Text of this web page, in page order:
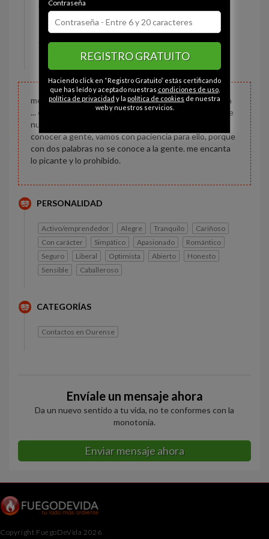
Estado civil:
Constitución: Normal
64 kg
me considero humilde, simpático y divertido, me gusta
... cuando se puede, me encanta viajar y conocer gente
nueva e interesante, busco chicas y que quieran
conocer a gente, vamos con paciencia para ello, porque
con dos palabras no se conoce a la gente. me encanta
lo picante y lo prohibido.
PERSONALIDAD
Activo/emprendedor Alegre Tranquilo
Cariñoso
Con carácter
Simpático Apasionado
Romántico
Seguro
Liberal Optimista Abierto
Honesto
Sensible
Caballeroso
CATEGORÍAS
Contactos en Ourense
Envíale un mensaje ahora
Da un nuevo sentido a tu vida, no te conformes con la
monotonía.
Enviar mensaje ahora
Contraseña
REGISTRO GRATUITO
Haciendo click en “Registro Gratuito” estás certificando
que has leído y aceptado nuestras condiciones de uso,
política de privacidad y la política de cookies de nuestra
web y nuestros servicios.
Copyright FuegoDeVida 2026